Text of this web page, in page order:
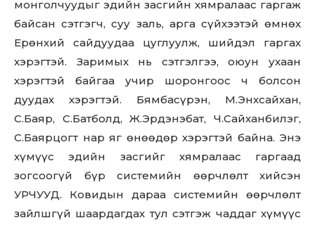
монголчуудыг эдийн засгийн хямралаас гаргаж
байсан сэтгэгч, суу заль, арга сүйхээтэй өмнөх
Ерөнхий сайдуудаа цуглуулж, шийдэл гаргах
хэрэгтэй. Заримых нь сэтгэлгээ, оюун ухаан
хэрэгтэй байгаа учир шоронгоос ч болсон
дуудах хэрэгтэй. Бямбасүрэн, М.Энхсайхан,
С.Баяр, С.Батболд, Ж.Эрдэнэбат, Ч.Сайханбилэг,
С.Баярцогт нар яг өнөөдөр хэрэгтэй байна. Энэ
хүмүүс эдийн засгийг хямралаас гаргаад
зогсоогүй бүр системийн өөрчлөлт хийсэн
УРЧУУД. Ковидын дараа системийн өөрчлөлт
зайлшгүй шаардагдах тул сэтгэж чаддаг хүмүүс